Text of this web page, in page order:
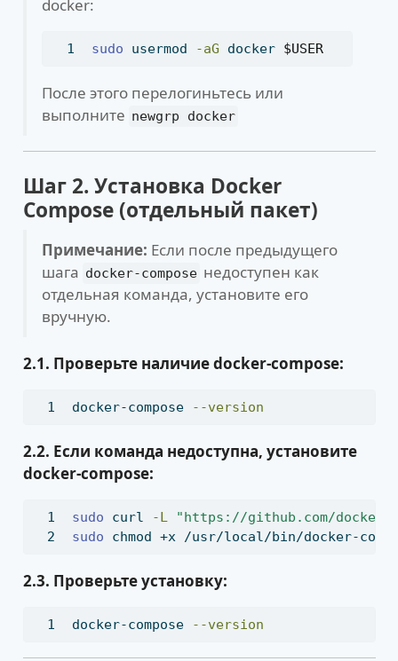
docker:
sudo usermod -aG docker $USER
После этого перелогиньтесь или
выполните newgrp docker
Шаг 2. Установка Docker
Compose (отдельный пакет)
Примечание: Если после предыдущего
шага docker-compose недоступен как
отдельная команда, установите его
вручную.
2.1. Проверьте наличие docker-compose:
docker-compose --version
2.2. Если команда недоступна, установите
docker-compose:
sudo curl -L
"https://github.com/docker/
sudo chmod +x /usr/local/bin/docker-
2.3. Проверьте установку:
docker-compose --version